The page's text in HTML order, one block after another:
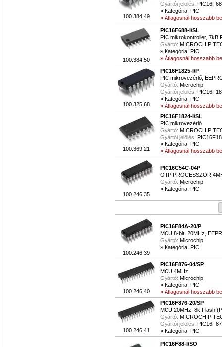
100.384.49
Gyártói jelölés:
» Kategória: PIC
» Átlagosnál hosszabb
100.384.50
PIC16F688-I/SL
PIC mikrokontroller, 7kB
Gyártó: MICROCHIP
» Kategória: PIC
» Átlagosnál hosszabb
100.325.68
PIC16F1825-I/P
PIC mikrovezérlő,
Gyártó: Microchip
Gyártói jelölés:
» Kategória: PIC
» Átlagosnál hosszabb
100.369.21
PIC16F1824-I/SL
PIC mikrovezérlő
Gyártó: MICROCHIP
Gyártói jelölés:
» Kategória: PIC
» Átlagosnál hosszabb
100.246.35
PIC16C54C-04P
OTP PROCESSZOR
Gyártó: Microchip
» Kategória: PIC
100.246.39
PIC16F84A-20/P
MCU 8-bit, 20MHz,
Gyártó: Microchip
» Kategória: PIC
100.246.40
PIC16F876-04/SP
MCU 4MHz
Gyártó: Microchip
» Kategória: PIC
» Átlagosnál hosszabb
100.246.41
PIC16F876-20/SP
MCU 20MHz, 8k Flash
Gyártó: MICROCHIP
Gyártói jelölés:
» Kategória: PIC
PIC16F88-I/SO